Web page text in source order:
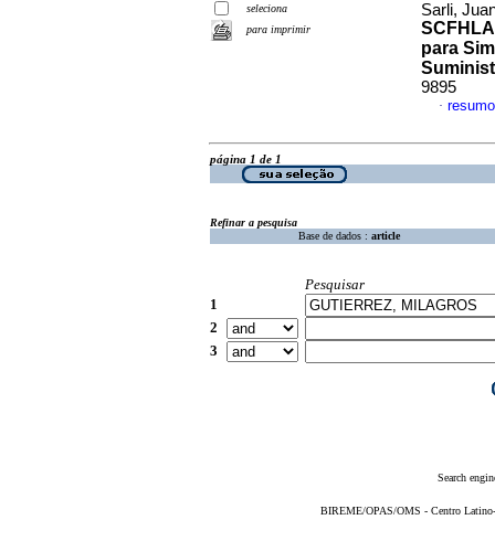
seleciona
para imprimir
Sarli,
SCFHLA
para
9895
·
página 1 de 1
Refinar a pesquisa
Base de dados : article
Pesquisar
1
2
3
Search
BIREME/OPAS/OMS - Centro Latino-